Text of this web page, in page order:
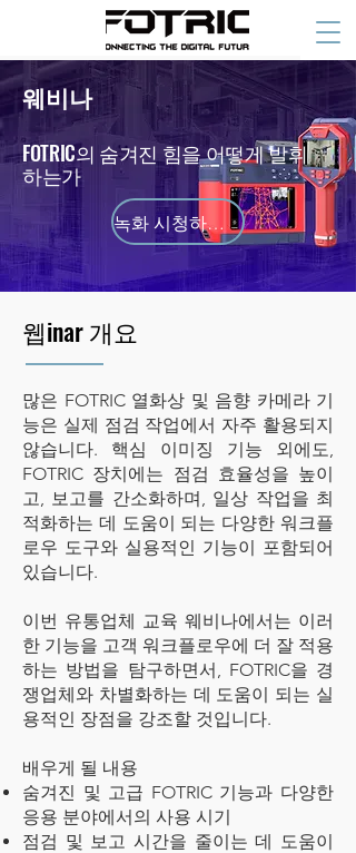
웨비나
FOTRIC의 숨겨진 힘을 어떻게 발휘
하는가
녹화 시청하기 ⬇
웹inar 개요
많은 FOTRIC 열화상 및 음향 카메라 기
능은 실제 점검 작업에서 자주 활용되지
않습니다. 핵심 이미징 기능 외에도,
FOTRIC 장치에는 점검 효율성을 높이
고, 보고를 간소화하며, 일상 작업을 최
적화하는 데 도움이 되는 다양한 워크플
로우 도구와 실용적인 기능이 포함되어
있습니다.
이번 유통업체 교육 웨비나에서는 이러
한 기능을 고객 워크플로우에 더 잘 적용
하는 방법을 탐구하면서, FOTRIC을 경
쟁업체와 차별화하는 데 도움이 되는 실
용적인 장점을 강조할 것입니다.
배우게 될 내용
숨겨진 및 고급 FOTRIC 기능과 다양한
응용 분야에서의 사용 시기
점검 및 보고 시간을 줄이는 데 도움이